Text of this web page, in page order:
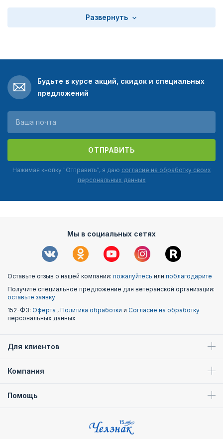
голубой эмали, а также окаймлен дубовой и оливковой
ветвями.Последние, в свою очередь, выполнены в
залиты красной эмалью.
Награда была выпущена Московским монетным двором.
вы хотите купить юбилейный нагрудный знак «75 лет ИНО-
ПГУ-СВР», в нашем магазине вы сможете легко найти
отличия вас приятно удивит.
Развернуть
Будьте в курсе акций, скидок и специальных
предложений
ОТПРАВИТЬ
Нажимая кнопку "Отправить", я даю согласие на обработку своих
персональных данных
Мы в социальных сетях
Оставьте отзыв о нашей компании: пожалуйтесь или поблагодарите
Получите специальное предложение для ветеранской организации:
оставьте заявку
152-ФЗ: Оферта , Политика обработки и Согласие на обработку
персональных данных
Для клиентов
Компания
Помощь